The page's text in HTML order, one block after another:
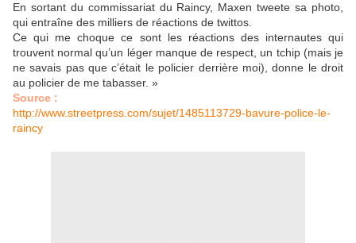
En sortant du commissariat du Raincy, Maxen tweete sa photo,
qui entraîne des milliers de réactions de twittos.
Ce qui me choque ce sont les réactions des internautes qui
trouvent normal qu’un léger manque de respect, un tchip (mais je
ne savais pas que c’était le policier derrière moi), donne le droit
au policier de me tabasser. »
Source :
http://www.streetpress.com/sujet/1485113729-bavure-police-le-
raincy